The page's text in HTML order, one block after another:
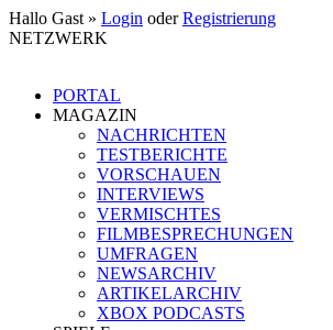
Hallo Gast » Login oderRegistrierung
NETZWERK
PORTAL
MAGAZIN
NACHRICHTEN
TESTBERICHTE
VORSCHAUEN
INTERVIEWS
VERMISCHTES
FILMBESPRECHUNGEN
UMFRAGEN
NEWSARCHIV
ARTIKELARCHIV
XBOX PODCASTS